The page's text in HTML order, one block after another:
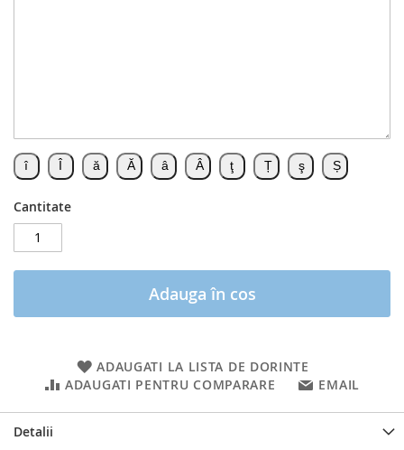
Cantitate
Adauga în cos
ADAUGATI LA LISTA DE DORINTE
ADAUGATI PENTRU COMPARARE
EMAIL
Detalii